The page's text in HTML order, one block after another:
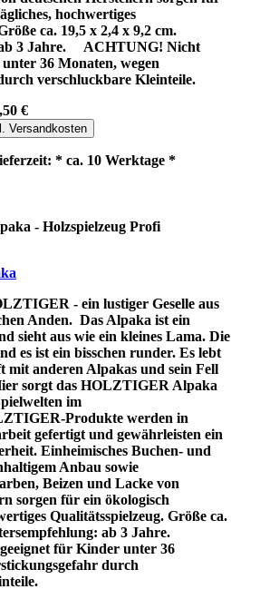
hochwertiges
ca. 19,5 x 2,4 x 9,2 cm.
3 Jahre. ACHTUNG! Nicht
36 Monaten, wegen
verschluckbare Kleinteile.
€
Versandkosten
* ca. 10 Werktage *
- ein lustiger Geselle aus
Anden. Das Alpaka ist ein
sieht aus wie ein kleines Lama. Die
es ist ein bisschen runder. Es lebt
mit anderen Alpakas und sein Fell
sorgt das HOLZTIGER Alpaka
im
Produkte werden in
gefertigt und gewährleisten ein
Einheimisches Buchen- und
Anbau sowie
Beizen und Lacke von
sorgen für ein ökologisch
Qualitätsspielzeug. Größe ca.
ab 3 Jahre.
für Kinder unter 36
durch